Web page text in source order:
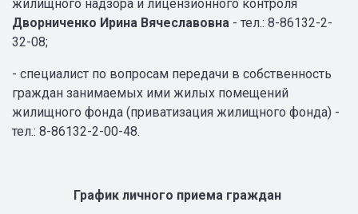
жилищного надзора и лицензионного контроля
Дворниченко Ирина Вячеславовна - тел.: 8-86132-2-
32-08;
- специалист по вопросам передачи в собственность
граждан занимаемых ими жилых помещений
жилищного фонда (приватизация жилищного фонда) -
тел.: 8-86132-2-00-48.
График личного приема граждан